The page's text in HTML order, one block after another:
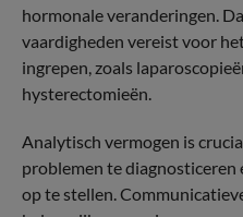
hormonale veranderingen.
vaardigheden vereist voor
ingrepen, zoals
hysterectomieën.
Analytisch vermogen is
problemen te diagnosticeren
op te stellen.